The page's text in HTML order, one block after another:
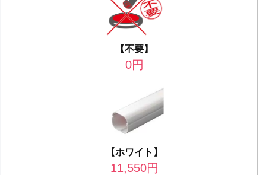
【不要】
0円
【ホワイト】
11,550円